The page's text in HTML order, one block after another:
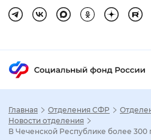
Главная Отделения СФР
Новости отделения
В Чеченской Республике более 300